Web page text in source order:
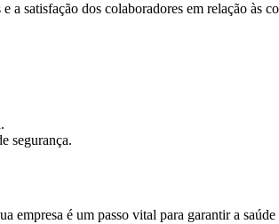
satisfação dos colaboradores em relação às
segurança.
empresa é um passo vital para garantir a